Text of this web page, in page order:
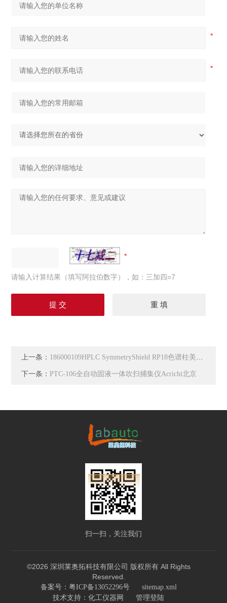
请输入计算结果（填写阿拉伯数字），如：三加四=7
上一条： 186000109HPLC SymmetryShield RP18色谱柱美国Waters
下一条： PTC-106全自动固液一体吹扫捕集仪Acrichi北京
扫一扫，关注我们
©2026 深圳莱奥拓科技有限公司 版权所有 All Rights
Reserved.
备案号：粤ICP备13052296号 sitemap.xml
技术支持： 化工仪器网 管理登陆